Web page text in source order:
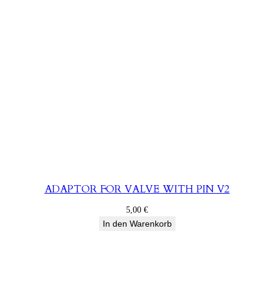
ADAPTOR FOR VALVE WITH PIN V2
5,00 €
In den Warenkorb